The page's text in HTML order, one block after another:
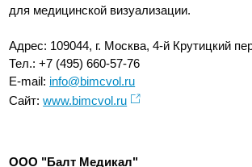
для медицинской визуализации.
Адрес: 109044, г. Москва, 4-й Крутицкий
Тел.: +7 (495) 660-57-76
E-mail: info@bimcvol.ru
Сайт:www.bimcvol.ru
ООО "Балт Медикал"